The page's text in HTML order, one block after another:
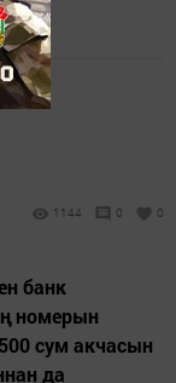
1144 0 0
банк
номерын
сум акчасын
да